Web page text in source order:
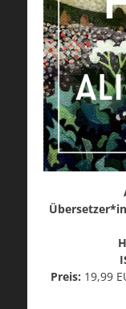
Preis: 19,99